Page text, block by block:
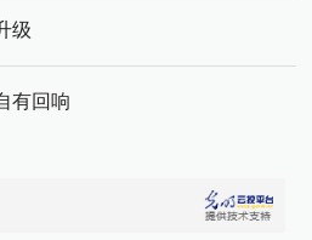
级
有回响